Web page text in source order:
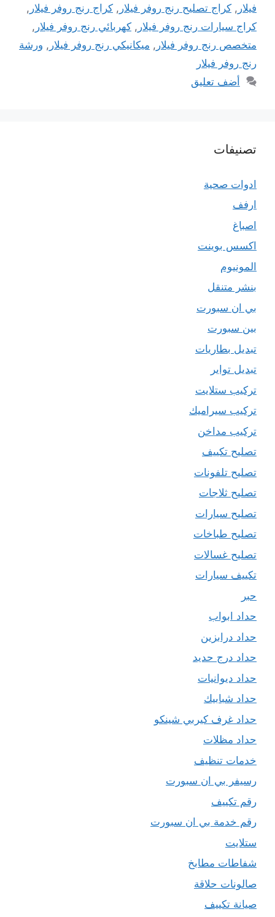
فيلار , كراج تصليح رنج روفر فيلار , كراج رنج روفر فيلار ,
كراج سيارات رنج روفر فيلار , كهربائي رنج روفر فيلار ,
متخصص رنج روفر فيلار , ميكانيكي رنج روفر فيلار , ورشة
رنج روفر فيلار
أضف تعليق
تصنيفات
ادوات صحية
ارفف
اصباغ
اكسس بوينت
المونيوم
بنشر متنقل
بي ان سبورت
بين سبورت
تبديل بطاريات
تبديل تواير
تركيب ستلايت
تركيب سيراميك
تركيب مداخن
تصليح تكييف
تصليح تلفونات
تصليح ثلاجات
تصليح سيارات
تصليح طباخات
تصليح غسالات
تكييف سيارات
حبر
حداد ابواب
حداد درابزين
حداد درج حديد
حداد ديوانيات
حداد شبابيك
حداد غرف كيربي شينكو
حداد مظلات
خدمات تنظيف
رسيفر بي ان سبورت
رقم تكييف
رقم خدمة بي ان سبورت
ستلايت
شفاطات مطابخ
صالونات حلاقة
صيانة تكييف